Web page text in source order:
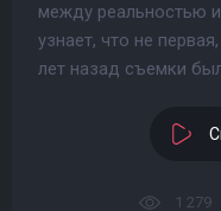
между реальностью
узнает, что не
лет назад съемки
1 279